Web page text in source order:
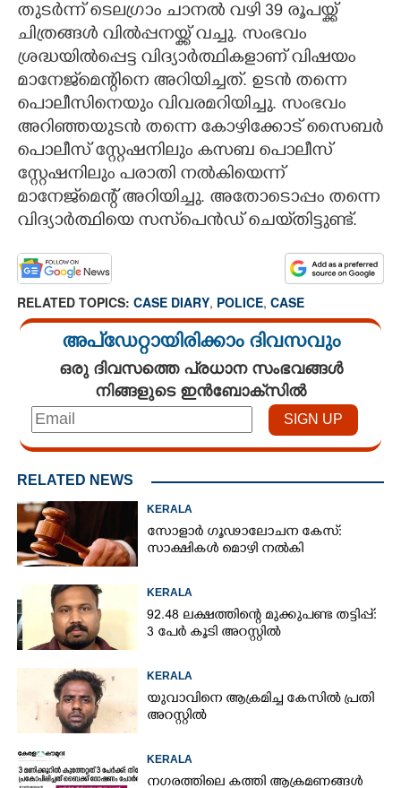
തുടർന്ന് ടെലഗ്രാം ചാനൽ വഴി 39 രൂപയ്ക്ക്
ചിത്രങ്ങൾ വിൽപ്പനയ്ക്ക് വച്ചു. സംഭവം
ശ്രദ്ധയിൽപ്പെട്ട വിദ്യാർത്ഥികളാണ് വിഷയം
മാനേജ്‌മെന്റിനെ അറിയിച്ചത്. ഉടൻ തന്നെ
പൊലീസിനെയും വിവരമറിയിച്ചു. സംഭവം
അറിഞ്ഞയുടൻ തന്നെ കോഴിക്കോട് സൈബർ
പൊലീസ് സ്റ്റേഷനിലും കസബ പൊലീസ്
സ്റ്റേഷനിലും പരാതി നൽകിയെന്ന്
മാനേജ്‌മെന്റ് അറിയിച്ചു. അതോടൊപ്പം തന്നെ
വിദ്യാർത്ഥിയെ സസ്‌പെൻഡ് ചെയ്‌തിട്ടുണ്ട്.
RELATED TOPICS: CASE DIARY, POLICE, CASE
അപ്ഡേറ്റായിരിക്കാം ദിവസവും
ഒരു ദിവസത്തെ പ്രധാന സംഭവങ്ങൾ
നിങ്ങളുടെ ഇൻബോക്സിൽ
RELATED NEWS
KERALA
സോളാർ ഗൂഢാലോചന കേസ്:
സാക്ഷികൾ മൊഴി നൽകി
KERALA
92.48 ലക്ഷത്തിന്റെ മുക്കുപണ്ട തട്ടിപ്പ്:
3 പേർ കൂടി അറസ്റ്റിൽ
KERALA
യുവാവിനെ ആക്രമിച്ച കേസിൽ പ്രതി
അറസ്റ്റിൽ
KERALA
നഗരത്തിലെ കത്തി ആക്രമണങ്ങൾ